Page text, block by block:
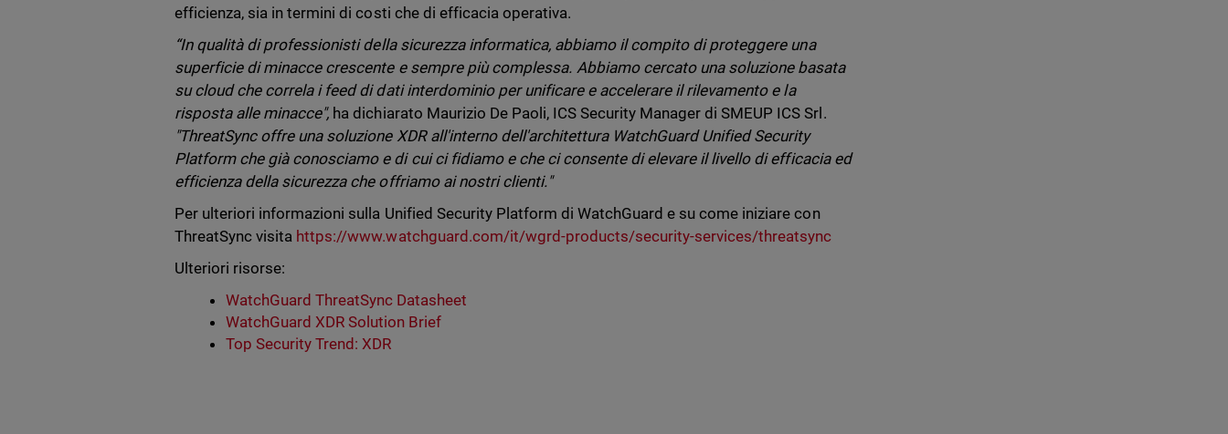
efficienza, sia in termini di costi che di efficacia operativa.
“In qualità di professionisti della sicurezza informatica, abbiamo il compito di proteggere una
superficie di minacce crescente e sempre più complessa. Abbiamo cercato una soluzione basata
su cloud che correla i feed di dati interdominio per unificare e accelerare il rilevamento e la
risposta alle minacce", ha dichiarato Maurizio De Paoli, ICS Security Manager di SMEUP ICS Srl.
"ThreatSync offre una soluzione XDR all'interno dell'architettura WatchGuard Unified Security
Platform che già conosciamo e di cui ci fidiamo e che ci consente di elevare il livello di efficacia ed
efficienza della sicurezza che offriamo ai nostri clienti."
Per ulteriori informazioni sulla Unified Security Platform di WatchGuard e su come iniziare con
ThreatSync visita https://www.watchguard.com/it/wgrd-products/security-services/threatsync
Ulteriori risorse:
WatchGuard ThreatSync Datasheet
WatchGuard XDR Solution Brief
Top Security Trend: XDR